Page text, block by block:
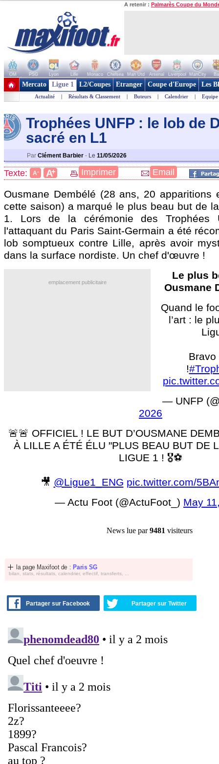
A retenir : Palmarès Coupe du
OM PSG Lyon Lille Monaco Chelsea Man Utd Arsenal Liverpool ManCity
+ de clubs
Mercato Ligue 1 L2/Coupes Etranger Coupe d'Europe Les
Actualité | Résultats & Classement | Buteurs | Calendrier | Equipe
Trophées UNFP : le lob de
sacré en L1
Par Clément Barbier - Le 11/05/2026
Texte: A- A+ Imprimer Email
Ousmane Dembélé (28 ans, 20 apparitions
cette saison) a marqué le plus beau but de
1. Lors de la cérémonie des Trophées
l'attaquant du Paris Saint-Germain a été
lob somptueux contre Lille, après avoir
dans la surface nordiste. Un chef d'œuvre !
emplacement publicitaire
Le plus
Ousmane
Quand le
l’art : le
Bravo
!
— UNFP
2026
🚨🚨 OFFICIEL ! LE BUT D’OUSMANE
À LILLE A ÉTÉ ÉLU "PLUS BEAU BUT DE
LIGUE 1 ! 🎖️⚽️
🎥 @Ligue1_ENG pic.twitter.com/
— Actu Foot (@ActuFoot_) May
News lue par9481 visiteurs
la page Maxifoot de : Paris SG
bilan, stats, résultats, calendrier, effectif, transferts, ...
Partager sur Facebook Partager sur Twitter